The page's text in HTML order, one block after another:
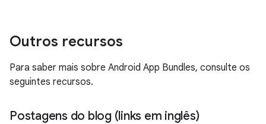
Outros recursos
Para saber mais sobre Android App Bundles, consulte os
seguintes recursos.
Postagens do blog (links em inglês)